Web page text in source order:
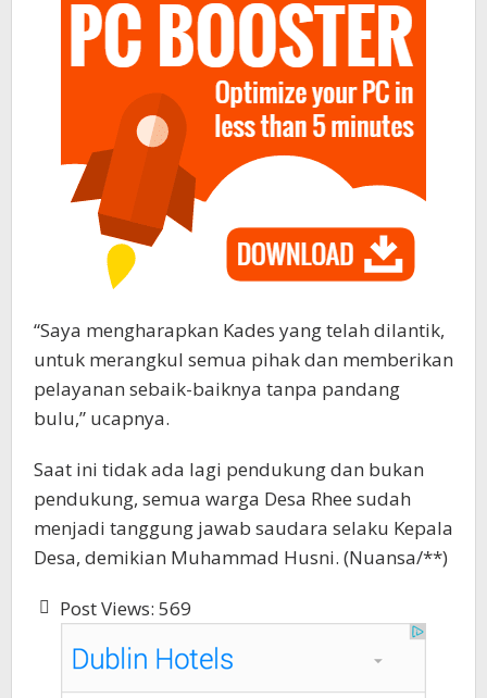
“Saya mengharapkan Kades yang telah dilantik,
untuk merangkul semua pihak dan memberikan
pelayanan sebaik-baiknya tanpa pandang
bulu,” ucapnya.
Saat ini tidak ada lagi pendukung dan bukan
pendukung, semua warga Desa Rhee sudah
menjadi tanggung jawab saudara selaku Kepala
Desa, demikian Muhammad Husni. (Nuansa/**)
Post Views: 569